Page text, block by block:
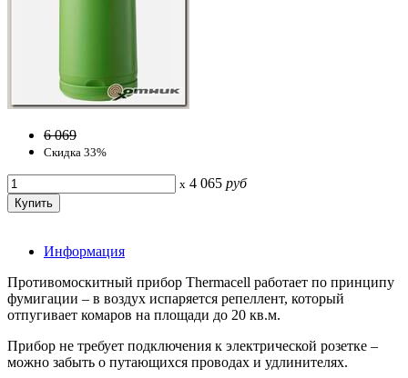
6 069
Скидка 33%
x 4 065 руб
Информация
Противомоскитный прибор Thermacell работает по принципу
фумигации – в воздух испаряется репеллент, который
отпугивает комаров на площади до 20 кв.м.
Прибор не требует подключения к электрической розетке –
можно забыть о путающихся проводах и удлинителях.